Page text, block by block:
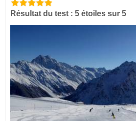
Résultat du test : 5 étoiles sur 5